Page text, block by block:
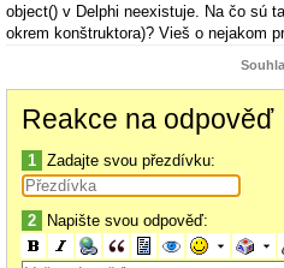
object() v Delphi neexistuje. Na čo sú
okrem konštruktora)? Vieš o nejakom
Reakce na odpověď
1 Zadajte svou přezdívku:
2 Napište svou odpověď: